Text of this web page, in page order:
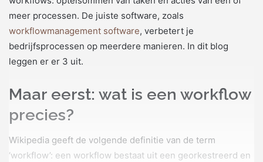
meer processen. De juiste software, zoals
workflowmanagement software, verbetert je
bedrijfsprocessen op meerdere manieren. In dit blog
leggen er er 3 uit.
Maar eerst: wat is een workflow
precies?
Wikipedia geeft de volgende definitie van de term
‘workflow’: een workflow bestaat uit een georkestreerd en